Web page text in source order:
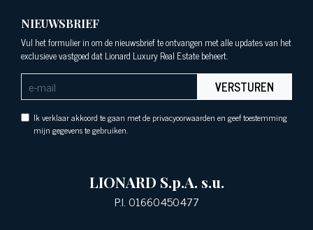
NIEUWSBRIEF
Vul het formulier in om de nieuwsbrief te ontvangen met alle updates van het
exclusieve vastgoed dat Lionard Luxury Real Estate beheert.
VERSTUREN
Ik verklaar akkoord te gaan met de privacyoorwaarden en geef toestemming
mijn gegevens te gebruiken.
LIONARD S.p.A. s.u.
P.I. 01660450477